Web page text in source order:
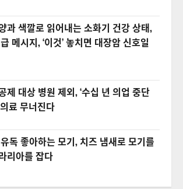
과 색깔로 읽어내는 소화기 건강 상태,
메시지, ‘이것’ 놓치면 대장암 신호일
제 대상 병원 제외, ‘수십 년 의업 중단
료 무너진다
독 좋아하는 모기, 치즈 냄새로 모기를
리아를 잡다